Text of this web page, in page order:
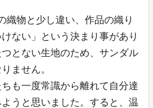
織物と少し違い、作品の織り
ない」という決まり事があり
とない生地のため、サンダル
ません。
も一度常識から離れて自分達
うと思いました。すると、温